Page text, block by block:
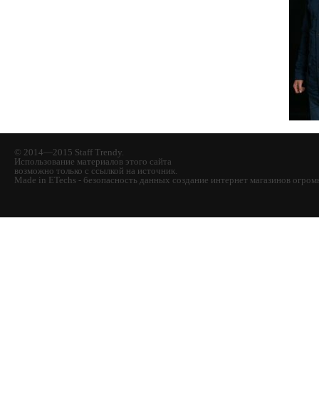
© 2014—2015 Staff Trendy.
Использование материалов этого сайта
возможно только с ссылкой на источник.
Made in ETechs - безопасность данных создание интернет магазинов